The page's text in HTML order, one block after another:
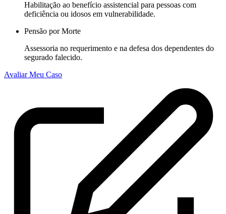
Habilitação ao benefício assistencial para pessoas com
deficiência ou idosos em vulnerabilidade.
Pensão por Morte
Assessoria no requerimento e na defesa dos dependentes do
segurado falecido.
Avaliar Meu Caso